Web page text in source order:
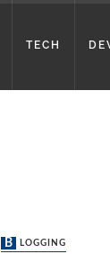
TECH
BLOGGING